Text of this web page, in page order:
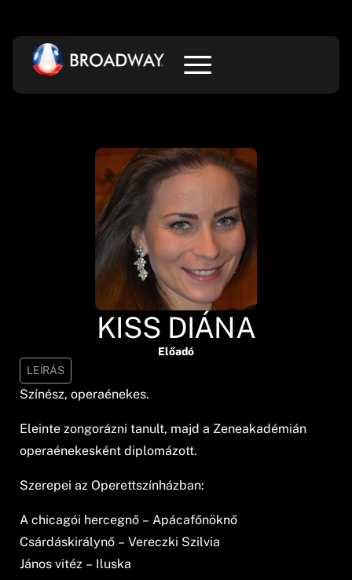
KISS DIÁNA
Előadó
LEÍRÁS
Színész, operaénekes.
Eleinte zongorázni tanult, majd a Zeneakadémián
operaénekesként diplomázott.
Szerepei az Operettszínházban:
A chicagói hercegnő – Apácafőnöknő
Csárdáskirálynő – Vereczki Szilvia
János vitéz – Iluska